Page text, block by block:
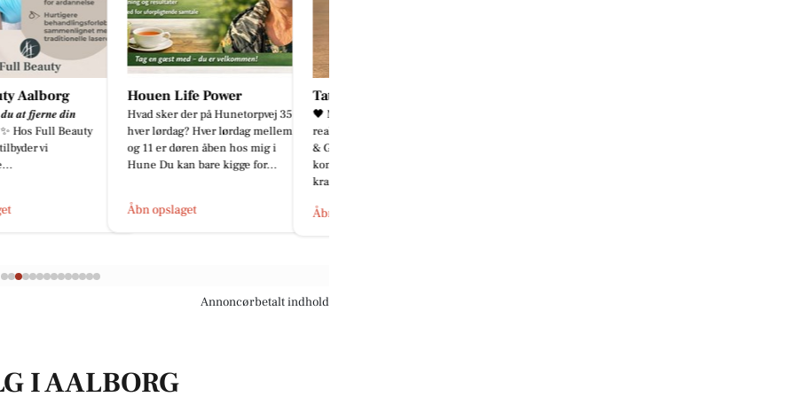
Life Power
der på Hunetorpvej 35A
Hver lørdag mellem 9
døren åben hos mig i
kan bare kigge for...
Tattoo Studio 96 Aalborg
🖤 Mørk symbolik møder skarp
realisme. Denne kraftfulde Black
& Grey-tatovering af Alexy
kombinerer en ravn med et
Åbn opslaget
Annoncørbetalt indhold
I AALBORG